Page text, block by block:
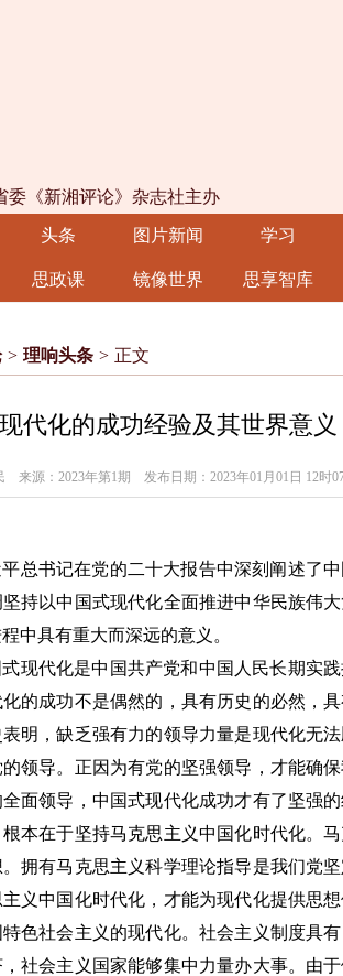
委《新湘评论》杂志社主办
头条 图片新闻 学习
思政课 镜像世界 思享智库
> 理响头条 > 正文
代化的成功经验及其世界意义
来源：2023年第1期 发布日期：2023年01月01日 12时
平总书记在党的二十大报告中深刻阐述了
持以中国式现代化全面推进中华民族伟
中具有重大而深远的意义。
现代化是中国共产党和中国人民长期实
化的成功不是偶然的，具有历史的必然，
明，缺乏强有力的领导力量是现代化无
领导。正因为有党的坚强领导，才能确
全面领导，中国式现代化成功才有了坚强
本在于坚持马克思主义中国化时代化。
拥有马克思主义科学理论指导是我们党
义中国化时代化，才能为现代化提供思
色社会主义的现代化。社会主义制度具
社会主义国家能够集中力量办大事。由